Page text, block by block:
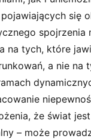
się
spojrzenia
na tych, które
a nie na
że świat jest
– może